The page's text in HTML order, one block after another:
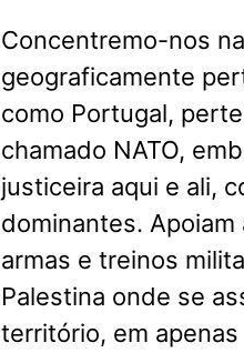
Concentremo-nos
geograficamente
como Portugal,
chamado NATO,
justiceira aqui e ali,
dominantes.
armas e treinos
Palestina onde se
território, em